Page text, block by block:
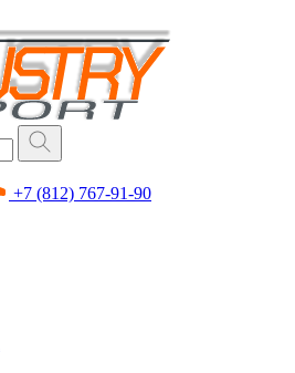
+7 (812) 767-91-90